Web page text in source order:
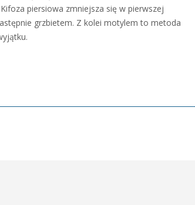
piersiowa zmniejsza się w pierwszej
grzbietem. Z kolei motylem to metoda